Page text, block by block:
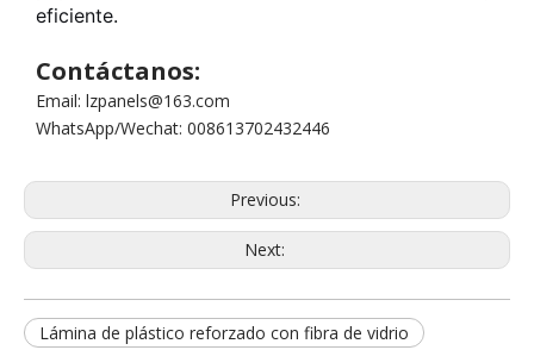
eficiente.
Contáctanos:
Email: lzpanels@163.com
WhatsApp/Wechat: 008613702432446
Previous:
Next:
Lámina de plástico reforzado con fibra de vidrio